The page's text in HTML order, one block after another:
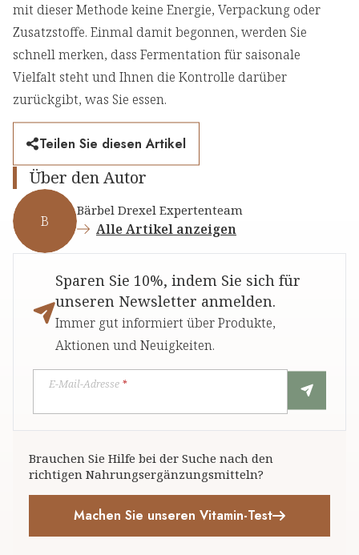
mit dieser Methode keine Energie, Verpackung oder
Zusatzstoffe. Einmal damit begonnen, werden Sie
schnell merken, dass Fermentation für saisonale
Vielfalt steht und Ihnen die Kontrolle darüber
zurückgibt, was Sie essen.
Teilen Sie diesen Artikel
Über den Autor
B
Bärbel Drexel Expertenteam
Alle Artikel anzeigen
Sparen Sie 10%, indem Sie sich für
unseren Newsletter anmelden.
Immer gut informiert über Produkte,
Aktionen und Neuigkeiten.
E-Mail-Adresse *
Brauchen Sie Hilfe bei der Suche nach den
richtigen Nahrungsergänzungsmitteln?
Machen Sie unseren Vitamin-Test